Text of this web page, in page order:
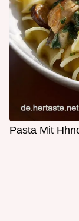
Pasta Mit